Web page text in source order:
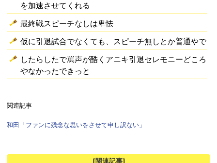
を加速させてくれる
最終戦スピーチなしは卑怯
仮に引退試合でなくても、スピーチ無しとか普通やで
したらしたで罵声が酷くアニキ引退セレモニーどころ
やなかったできっと
関連記事
和田「ファンに残念な思いをさせて申し訳ない」
[関連記事]